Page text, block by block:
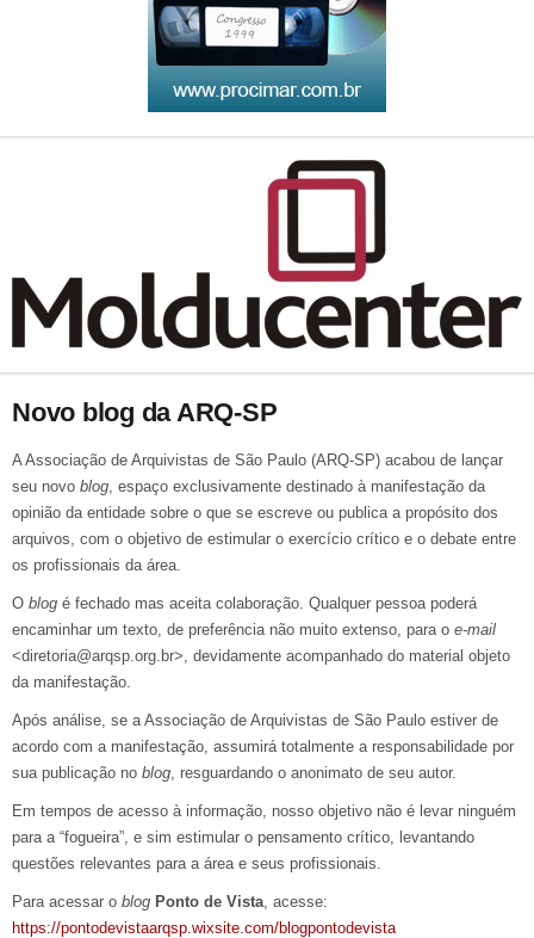
Novo blog da ARQ-SP
A Associação de Arquivistas de São Paulo (ARQ-SP) acabou de lançar
seu novo blog , espaço exclusivamente destinado à manifestação da
opinião da entidade sobre o que se escreve ou publica a propósito dos
arquivos, com o objetivo de estimular o exercício crítico e o debate entre
os profissionais da área.
O blog é fechado mas aceita colaboração. Qualquer pessoa poderá
encaminhar um texto, de preferência não muito extenso, para o e-mail
<diretoria@arqsp.org.br>, devidamente acompanhado do material objeto
da manifestação.
Após análise, se a Associação de Arquivistas de São Paulo estiver de
acordo com a manifestação, assumirá totalmente a responsabilidade por
sua publicação no blog , resguardando o anonimato de seu autor.
Em tempos de acesso à informação, nosso objetivo não é levar ninguém
para a “fogueira”, e sim estimular o pensamento crítico, levantando
questões relevantes para a área e seus profissionais.
Para acessar o blog Ponto de Vista , acesse:
https://pontodevistaarqsp.wixsite.com/blogpontodevista